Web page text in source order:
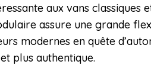
aux vans
assure une grande
modernes en quête
plus authentique.